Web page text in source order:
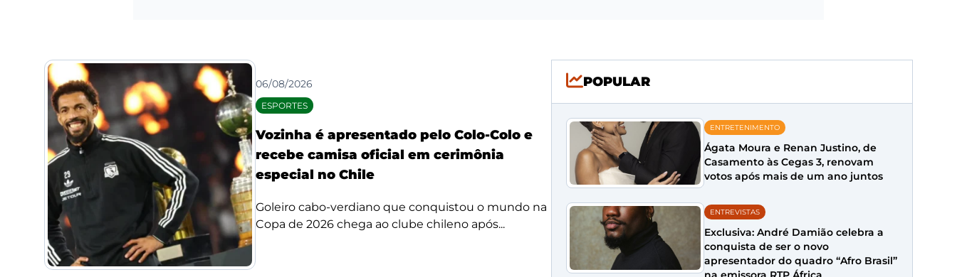
06/08/2026
ESPORTES
Vozinha é apresentado pelo Colo-Colo e
recebe camisa oficial em cerimônia
especial no Chile
Goleiro cabo-verdiano que conquistou o mundo na
Copa de 2026 chega ao clube chileno após...
POPULAR
ENTRETENIMENTO
Ágata Moura e Renan Justino, de
Casamento às Cegas 3, renovam
votos após mais de um ano juntos
ENTREVISTAS
Exclusiva: André Damião celebra a
conquista de ser o novo
apresentador do quadro “Afro Brasil”